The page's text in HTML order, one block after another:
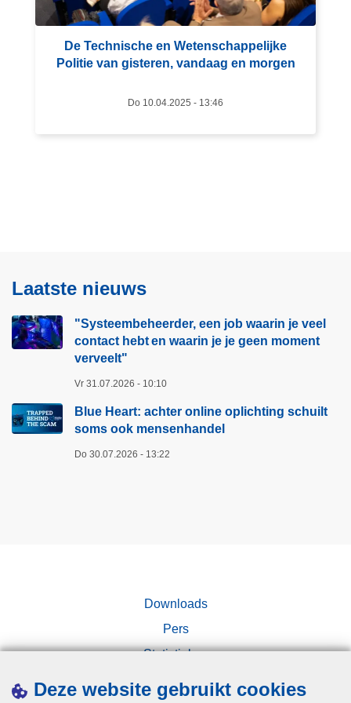
Deze website gebruikt cookies
De Technische en Wetenschappelijke
Politie van gisteren, vandaag en morgen
Do 10.04.2025 - 13:46
o
T
h
e
n
t
e
j
e
Laatste nieuws
"Systeembeheerder, een job waarin je veel
contact hebt en waarin je je geen moment
verveelt"​
Vr 31.07.2026 - 10:10
Blue Heart: achter online oplichting schuilt
soms ook mensenhandel
Do 30.07.2026 - 13:22
Downloads
Pers
Statistieken